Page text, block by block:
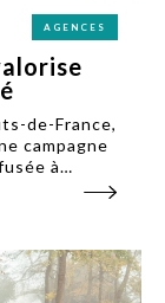
AGENCES
de-France,
campagne
à